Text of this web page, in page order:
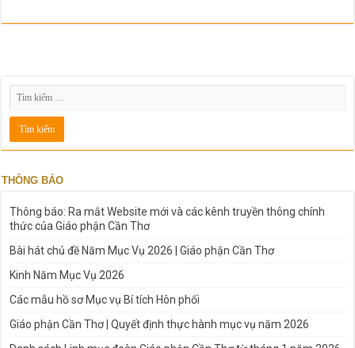
THÔNG BÁO
Thông báo: Ra mắt Website mới và các kênh truyền thông chính
thức của Giáo phận Cần Thơ
Bài hát chủ đề Năm Mục Vụ 2026 | Giáo phận Cần Thơ
Kinh Năm Mục Vụ 2026
Các mẫu hồ sơ Mục vụ Bí tích Hôn phối
Giáo phận Cần Thơ | Quyết định thực hành mục vụ năm 2026